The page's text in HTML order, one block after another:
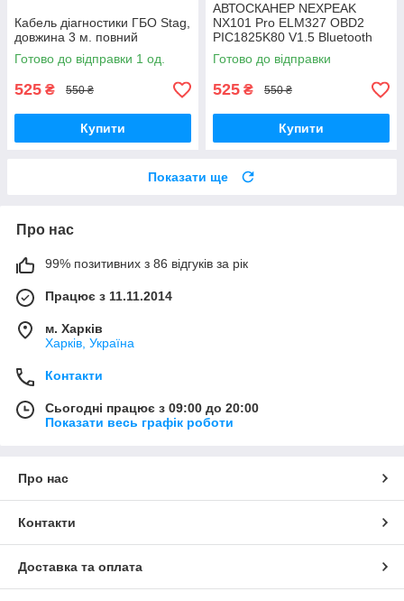
Кабель діагностики ГБО Stag,
довжина 3 м. повний
Готово до відправки 1 од.
525 ₴ 550 ₴
Купити
АВТОСКАНЕР NEXPEAK
NX101 Pro ELM327 OBD2
PIC1825K80 V1.5 Bluetooth
ELM 327 Android з кнопкою
включення
Готово до відправки
525 ₴ 550 ₴
Купити
Показати ще
Про нас
99% позитивних з 86 відгуків за рік
Працює з 11.11.2014
м. Харків
Харків, Україна
Контакти
Сьогодні працює з 09:00 до 20:00
Показати весь графік роботи
Про нас
Контакти
Доставка та оплата